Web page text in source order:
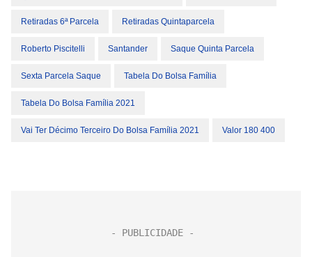
Retiradas 6ª Parcela Retiradas Quintaparcela
Roberto Piscitelli Santander Saque Quinta Parcela
Sexta Parcela Saque Tabela Do Bolsa Família
Tabela Do Bolsa Família 2021
Vai Ter Décimo Terceiro Do Bolsa Família 2021 Valor 180 400